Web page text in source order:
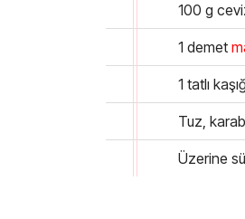
100 g
1 demet
1 tatlı
Tuz,
Üzerine